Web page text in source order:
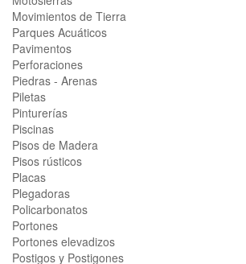
Movimientos de Tierra
Parques Acuáticos
Pavimentos
Perforaciones
Piedras - Arenas
Piletas
Pinturerías
Piscinas
Pisos de Madera
Pisos rústicos
Placas
Plegadoras
Policarbonatos
Portones
Portones elevadizos
Postigos y Postigones